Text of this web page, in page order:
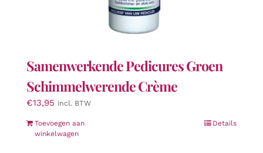
Samenwerkende Pedicures Groen
Schimmelwerende Crème
€13,95 incl. BTW
Toevoegen aan
winkelwagen
Details